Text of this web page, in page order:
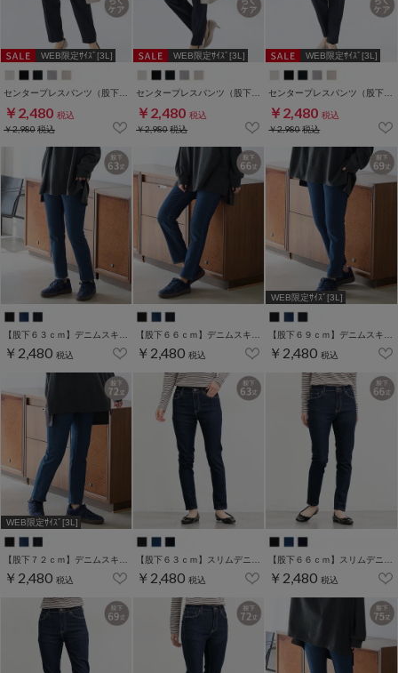
WEB限定ｻｲｽﾞ[3L]
￥2,480 税込
￥2,980税込
WEB限定ｻｲｽﾞ[3L]
￥2,480 税込
￥2,980税込
WEB限定ｻｲｽﾞ[3L]
￥2,480 税込
￥2,980税込
￥2,480 税込 ￥2,480 税込
WEB限定ｻｲｽﾞ[3L]
￥2,480 税込
WEB限定ｻｲｽﾞ[3L]
【股下７２ｃｍ】デニムスキニー(股下60/63/66/69/72/75cm展開)
￥2,480 税込
【股下６３ｃｍ】スリムデニムスキニー(股下60/63/66/69/72/75cm展開)
￥2,480 税込
【股下６６ｃｍ】スリムデニムスキニー(股下60/63/66/69/72/75cm展開)
￥2,480 税込